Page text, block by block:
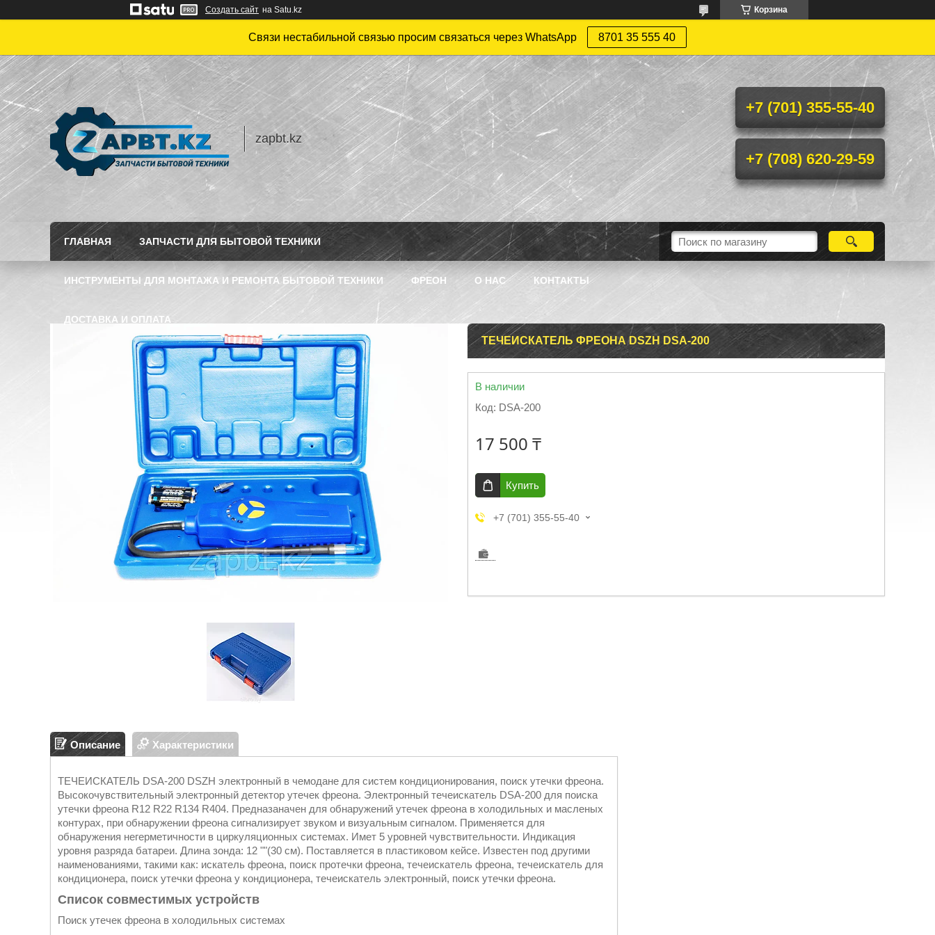
Создать сайт на Satu.kz Корзина
Связи нестабильной связью просим связаться через WhatsApp 8701 35 555 40
zapbt.kz
+7 (701) 355-55-40
+7 (708) 620-29-59
ГЛАВНАЯ ЗАПЧАСТИ ДЛЯ БЫТОВОЙ ТЕХНИКИ
ИНСТРУМЕНТЫ ДЛЯ МОНТАЖА И РЕМОНТА БЫТОВОЙ ТЕХНИКИ ФРЕОН О НАС КОНТАКТЫ
ДОСТАВКА И ОПЛАТА
ТЕЧЕИСКАТЕЛЬ ФРЕОНА DSZH DSA-200
В наличии
Код: DSA-200
17 500 ₸
Купить
+7 (701) 355-55-40
Описание Характеристики
ТЕЧЕИСКАТЕЛЬ DSA-200 DSZH электронный в чемодане для систем кондиционирования, поиск утечки фреона.
Высокочувствительный электронный детектор утечек фреона. Электронный течеискатель DSA-200 для поиска
утечки фреона R12 R22 R134 R404. Предназаначен для обнаружений утечек фреона в холодильных и масленых
контурах, при обнаружении фреона сигнализирует звуком и визуальным сигналом. Применяется для
обнаружения негерметичности в циркуляционных системах. Имет 5 уровней чувствительности. Индикация
уровня разряда батареи. Длина зонда: 12 ""(30 см). Поставляется в пластиковом кейсе. Известен под другими
наименованиями, такими как: искатель фреона, поиск протечки фреона, течеискатель фреона, течеискатель для
кондиционера, поиск утечки фреона у кондиционера, течеискатель электронный, поиск утечки фреона.
Список совместимых устройств
Поиск утечек фреона в холодильных системах